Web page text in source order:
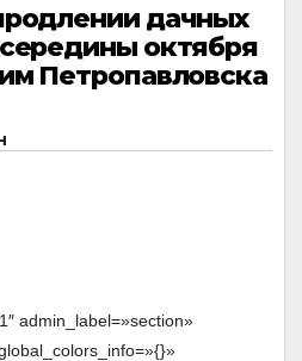
дачных
октября
Петропавловска
admin_label=»section»